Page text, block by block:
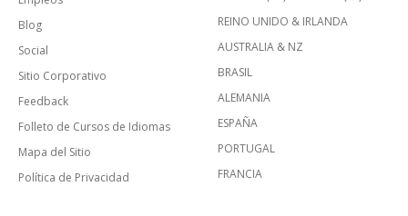
Blog
Social
Sitio Corporativo
Feedback
Folleto de Cursos de Idiomas
Mapa del Sitio
Política de Privacidad
REINO UNIDO & IRLANDA
AUSTRALIA & NZ
BRASIL
ALEMANIA
ESPAÑA
PORTUGAL
FRANCIA